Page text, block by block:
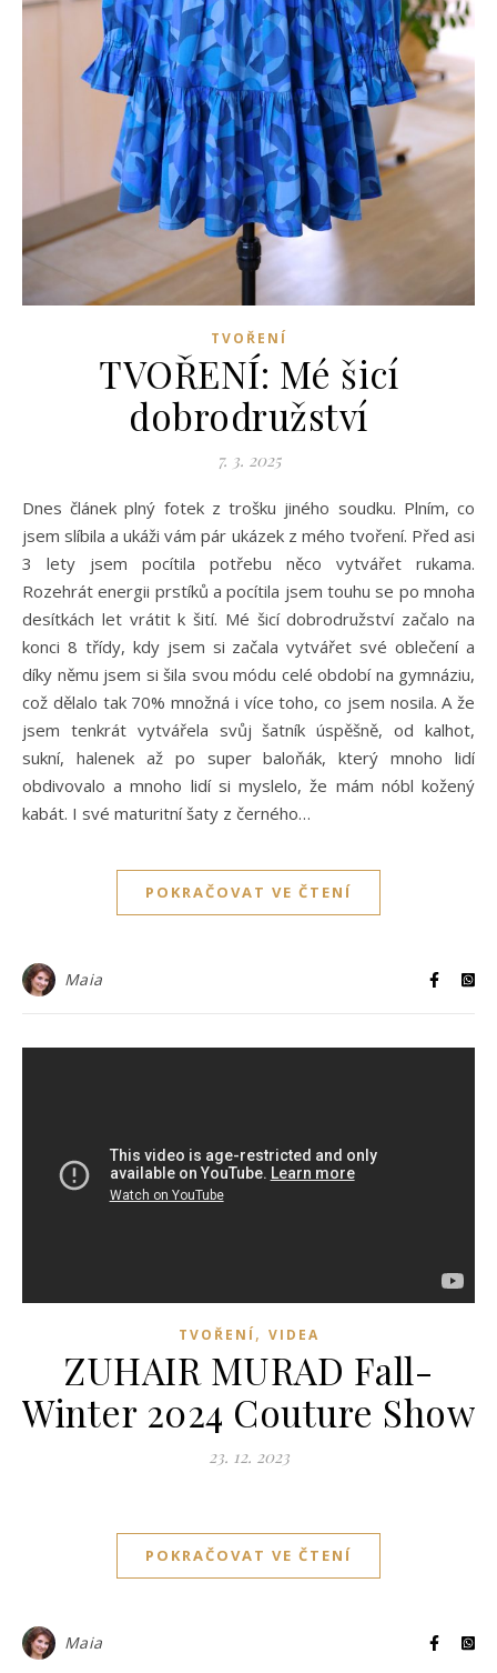
TVOŘENÍ
TVOŘENÍ: Mé šicí
dobrodružství
7. 3. 2025
Dnes článek plný fotek z trošku jiného soudku. Plním, co
jsem slíbila a ukáži vám pár ukázek z mého tvoření. Před asi
3 lety jsem pocítila potřebu něco vytvářet rukama.
Rozehrát energii prstíků a pocítila jsem touhu se po mnoha
desítkách let vrátit k šití. Mé šicí dobrodružství začalo na
konci 8 třídy, kdy jsem si začala vytvářet své oblečení a
díky němu jsem si šila svou módu celé období na gymnáziu,
což dělalo tak 70% množná i více toho, co jsem nosila. A že
jsem tenkrát vytvářela svůj šatník úspěšně, od kalhot,
sukní, halenek až po super baloňák, který mnoho lidí
obdivovalo a mnoho lidí si myslelo, že mám nóbl kožený
kabát. I své maturitní šaty z černého…
POKRAČOVAT VE ČTENÍ
Maia
TVOŘENÍ , VIDEA
ZUHAIR MURAD Fall-
Winter 2024 Couture Show
23. 12. 2023
POKRAČOVAT VE ČTENÍ
Maia